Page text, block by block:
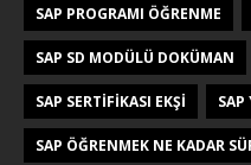
SAP PROGRAMI ÖĞRENME
SAP SD MODÜLÜ DOKÜMAN
SAP SERTIFIKASI EKŞI
SAP ÖĞRENMEK NE KADAR